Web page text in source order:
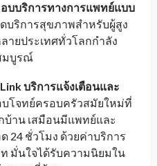
บบริการทางการแพทย์แบบ
บริการสุขภาพสำหรับผู้สูง
ายประเทศทั่วโลกกำลัง
มบูรณ์
บริการแจ้งเตือนและ
บโจทย์ครอบครัวสมัยใหม่ที่
าน เสมือนมีแพทย์และ
24 ชั่วโมง ด้วยค่าบริการ
ท มั่นใจได้รับความนิยมใน